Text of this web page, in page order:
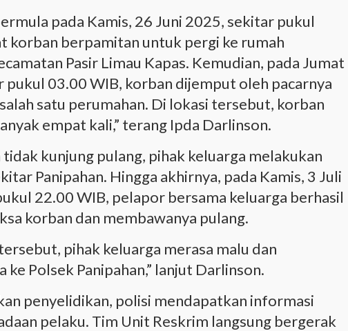
pada Kamis, 26 Juni 2025, sekitar pukul
korban berpamitan untuk pergi ke rumah
Pasir Limau Kapas. Kemudian, pada Jumat
pukul 03.00 WIB, korban dijemput oleh pacarnya
satu perumahan. Di lokasi tersebut, korban
empat kali,” terang Ipda Darlinson.
kunjung pulang, pihak keluarga melakukan
Panipahan. Hingga akhirnya, pada Kamis, 3 Juli
22.00 WIB, pelapor bersama keluarga berhasil
korban dan membawanya pulang.
pihak keluarga merasa malu dan
ke Polsek Panipahan,” lanjut Darlinson.
penyelidikan, polisi mendapatkan informasi
pelaku. Tim Unit Reskrim langsung bergerak